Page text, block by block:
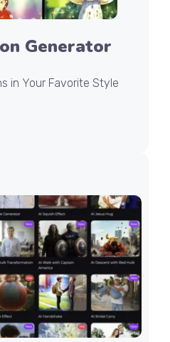
Generator
in Your Favorite Style